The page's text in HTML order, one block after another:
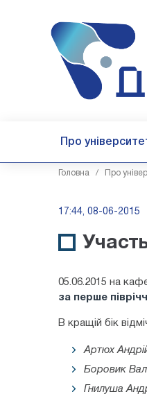
Про
Головна / Про
17:44, 08-06-2015
05.06.2015 на
за перше
В кращій бік
Артюх
Боровик
Гнилуша